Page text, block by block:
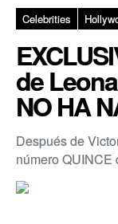
Celebrities
de
NO HA
Después de
número